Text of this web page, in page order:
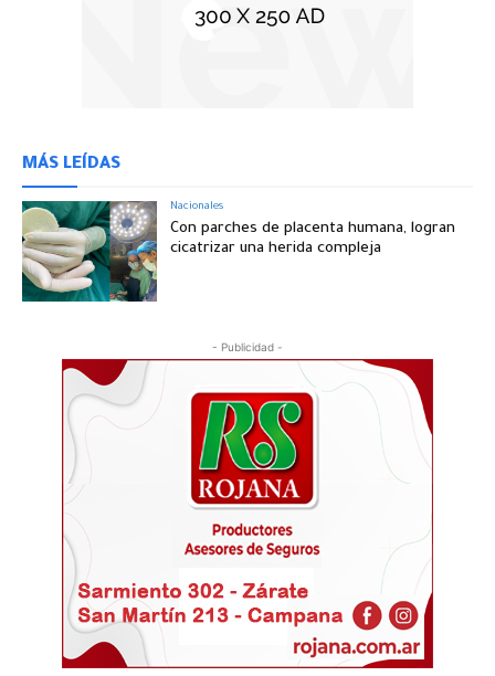
MÁS LEÍDAS
Nacionales
Con parches de placenta humana, logran
cicatrizar una herida compleja
- Publicidad -